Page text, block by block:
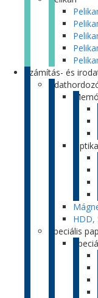
Számítás- és
HDD,
Speciális